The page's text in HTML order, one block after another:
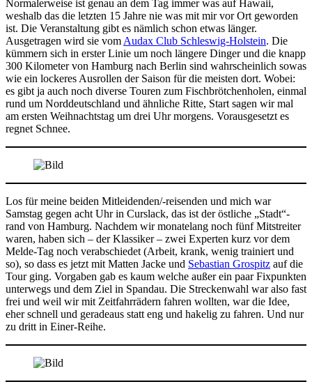
Normalerweise ist genau an dem Tag immer was auf Hawaii,
weshalb das die letzten 15 Jahre nie was mit mir vor Ort geworden
ist. Die Veranstaltung gibt es nämlich schon etwas länger.
Ausgetragen wird sie vom Audax Club Schleswig-Holstein. Die
kümmern sich in erster Linie um noch längere Dinger und die knapp
300 Kilometer von Hamburg nach Berlin sind wahrscheinlich sowas
wie ein lockeres Ausrollen der Saison für die meisten dort. Wobei:
es gibt ja auch noch diverse Touren zum Fischbrötchenholen, einmal
rund um Norddeutschland und ähnliche Ritte, Start sagen wir mal
am ersten Weihnachtstag um drei Uhr morgens. Vorausgesetzt es
regnet Schnee.
Los für meine beiden Mitleidenden/-reisenden und mich war
Samstag gegen acht Uhr in Curslack, das ist der östliche „Stadt“-
rand von Hamburg. Nachdem wir monatelang noch fünf Mitstreiter
waren, haben sich – der Klassiker – zwei Experten kurz vor dem
Melde-Tag noch verabschiedet (Arbeit, krank, wenig trainiert und
so), so dass es jetzt mit Matten Jacke und Sebastian Grospitz auf die
Tour ging. Vorgaben gab es kaum welche außer ein paar Fixpunkten
unterwegs und dem Ziel in Spandau. Die Streckenwahl war also fast
frei und weil wir mit Zeitfahrrädern fahren wollten, war die Idee,
eher schnell und geradeaus statt eng und hakelig zu fahren. Und nur
zu dritt in Einer-Reihe.